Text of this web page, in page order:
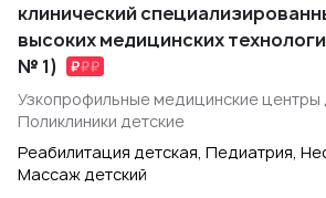
клинический
высоких медицинских
№ 1)
Узкопрофильные медицинские центры
Поликлиники детские
Реабилитация детская, Педиатрия,
Массаж детский